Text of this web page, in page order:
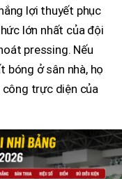
lợi thuyết phục
lớn nhất của đội
pressing. Nếu
bóng ở sân nhà, họ
trực diện của